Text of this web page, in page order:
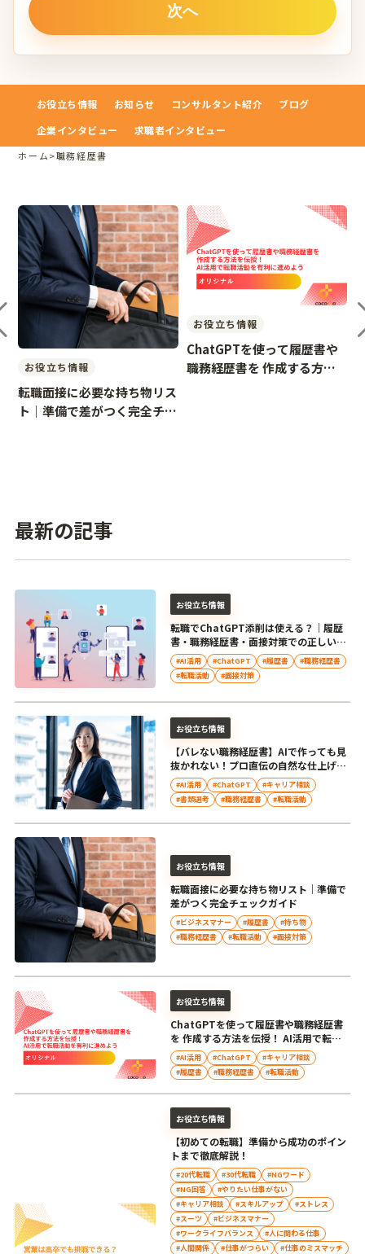
お役立ち情報 お知らせ コンサルタント紹介
ブログ
企業インタビュー
求職者インタビュー
ホーム>職務経歴書
お役立ち情報
転職面接に必要な持ち物リス
ト｜準備で差がつく完全チェ
お役立ち情報
ChatGPTを使って履歴書や
職務経歴書を 作成する方法
最新の記事
転職でChatGPT添削は使える？｜履歴
書・職務経歴書・面接対策での正しい活
用法
お役立ち情報
#AI活用 #ChatGPT #履歴書
#職務経歴書
#転職活動
#面接対策
【バレない職務経歴書】AIで作っても見
抜かれない！プロ直伝の自然な仕上げ方
と注意点
お役立ち情報
#AI活用 #ChatGPT
#キャリア相談
#書類選考
#職務経歴書 #転職活動
転職面接に必要な持ち物リスト｜準備で
差がつく完全チェックガイド
お役立ち情報
#ビジネスマナー #履歴書
#持ち物
#職務経歴書
#転職活動 #面接対策
ChatGPTを使って履歴書や職務経歴書
を 作成する方法を伝授！ AI活用で転職
活動を有利に進めよう
お役立ち情報
#AI活用 #ChatGPT
#キャリア相談
#履歴書
#職務経歴書 #転職活動
【初めての転職】準備から成功のポイン
トまで徹底解説！
お役立ち情報
#20代転職 #30代転職
#NGワード
#NG回答
#やりたい仕事がない
#キャリア相談
#スキルアップ
#ストレス
#スーツ
#ビジネスマナー
#ワークライフバランス
#人に関わる仕事
#人間関係
#仕事がつらい #仕事のミスマッチ